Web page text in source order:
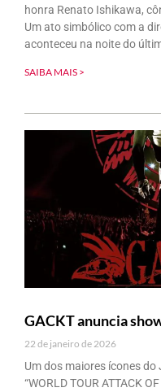
honra Renato Ishikawa,
Um ato simbólico com a
aconteceu na noite do
SAIBA MAIS >
GACKT anuncia
22 de janeiro de 2026
Um dos maiores ícones
“WORLD TOUR ATTACK